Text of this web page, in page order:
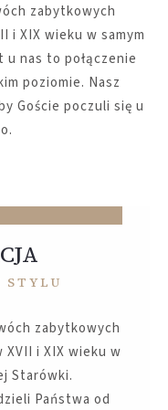
zabytkowych
i XIX wieku w samym
u nas to połączenie
poziomie. Nasz
Goście poczuli się u
STYLU
zabytkowych
i XIX wieku w
Starówki.
Państwa od